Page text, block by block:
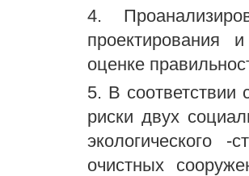
4.
проектирования
оценке
5. В соответствии
риски двух
экологического
очистных